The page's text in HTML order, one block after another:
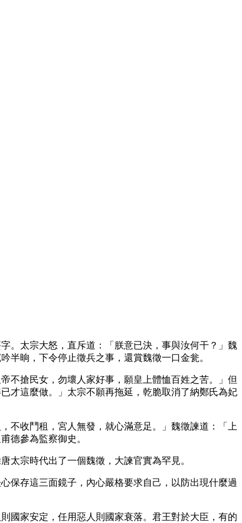
。太宗大怒，直斥道：「朕意已決，事與汝何干？」魏
半晌，下令停止徵兵之事，還賞魏徵一口金瓮。
不搶民女，勿壞人家好事，願皇上體恤百姓之苦。」但
才這麼做。」太宗不願再拖延，乾脆取消了納鄭氏為妃
不收鬥租，宮人無發，就心滿意足。」魏徵諫道：「上
德參為監察御史。
太宗時代出了一個魏徵，大諫官實為罕見。
保存這三面鏡子，內心嚴格要求自己，以防出現什麼過
國家安定，任用惡人則國家衰落。君王對於大臣，有的